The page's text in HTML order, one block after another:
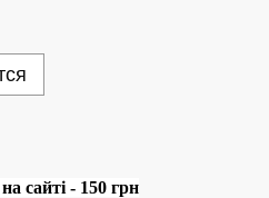
сайті - 150 грн